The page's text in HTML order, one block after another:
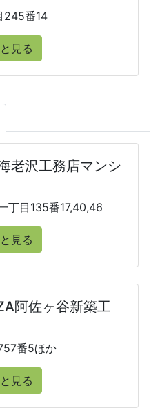
245番14
見る
老沢工務店マンシ
丁目135番17,40,46
見る
阿佐ヶ谷新築工
番5ほか
見る